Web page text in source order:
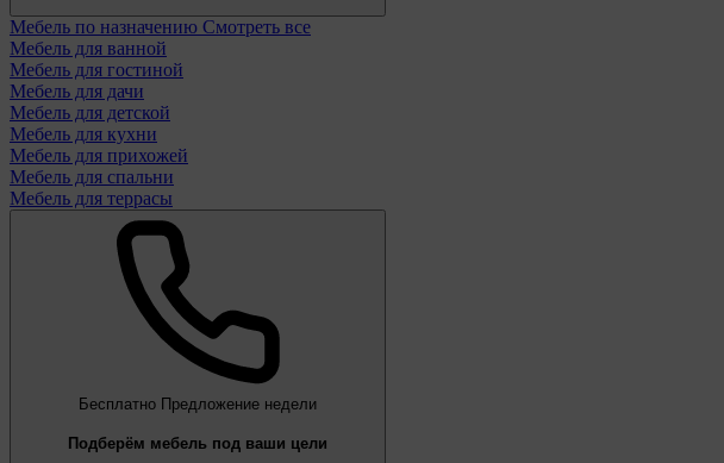
Мебель по назначению Смотреть все
Мебель для ванной
Мебель для гостиной
Мебель для дачи
Мебель для детской
Мебель для кухни
Мебель для прихожей
Мебель для спальни
Мебель для террасы
Бесплатно Предложение недели
Подберём мебель под ваши цели